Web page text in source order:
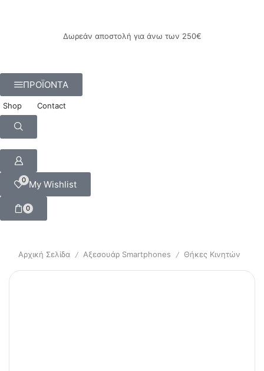
Δωρεάν αποστολή για άνω των 250€
ΠΡΟΪΟΝΤΑ
Shop Contact
0 My Wishlist
0
Αρχική Σελίδα / Αξεσουάρ Smartphones / Θήκες Κινητών